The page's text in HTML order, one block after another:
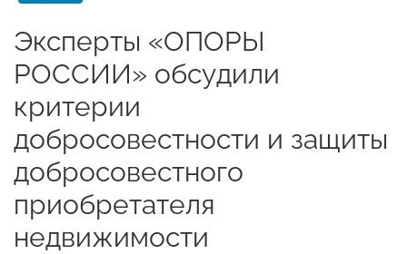
Эксперты «ОПОРЫ
РОССИИ» обсудили
критерии
добросовестности и защиты
добросовестного
приобретателя
недвижимости